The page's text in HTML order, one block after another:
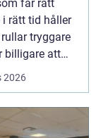
får rätt
i rätt tid håller
tryggare
billigare att
2026